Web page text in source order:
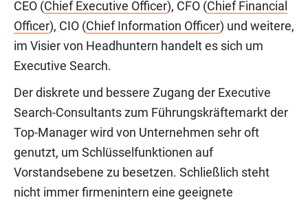
CEO (Chief Executive Officer), CFO (Chief Financial
Officer), CIO (Chief Information Officer) und weitere,
im Visier von Headhuntern handelt es sich um
Executive Search.
Der diskrete und bessere Zugang der Executive
Search-Consultants zum Führungskräftemarkt der
Top-Manager wird von Unternehmen sehr oft
genutzt, um Schlüsselfunktionen auf
Vorstandsebene zu besetzen. Schließlich steht
nicht immer firmenintern eine geeignete